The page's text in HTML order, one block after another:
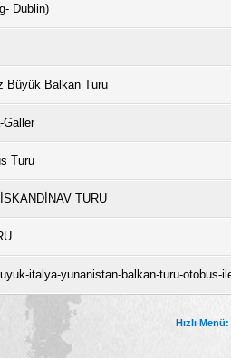
Dublin)
Büyük Balkan Turu
Galler
Turu
TURU
italya-yunanistan-balkan-turu-otobus-
Hızlı Menü: